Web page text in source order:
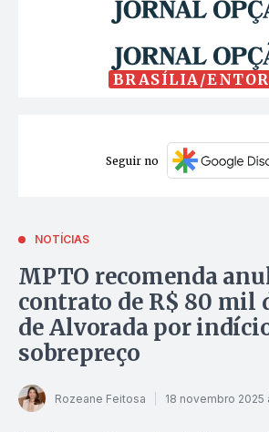
BRASÍLIA/
Seguir no
NOTÍCIAS
MPTO recomenda
contrato de R$ 80 mil
de Alvorada por
sobrepreço
Rozeane Feitosa 18 novembro 2025